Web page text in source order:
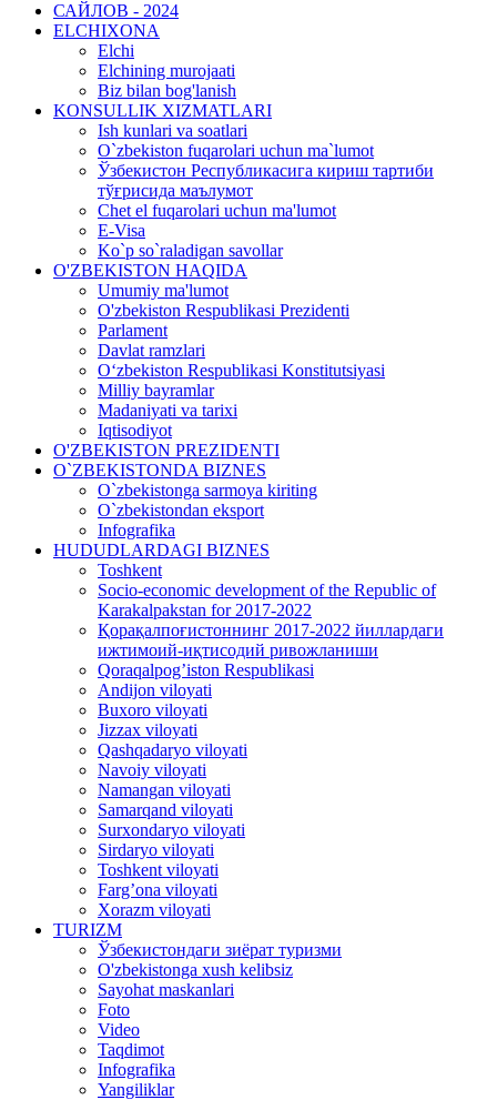
САЙЛОВ - 2024
ELCHIXONA
Elchi
Elchining murojaati
Biz bilan bog'lanish
KONSULLIK XIZMATLARI
Ish kunlari va soatlari
O`zbekiston fuqarolari uchun ma`lumot
Ўзбекистон Республикасига кириш тартиби
тўғрисида маълумот
Chet el fuqarolari uchun ma'lumot
E-Visa
Ko`p so`raladigan savollar
O'ZBEKISTON HAQIDA
Umumiy ma'lumot
O'zbekiston Respublikasi Prezidenti
Parlament
Davlat ramzlari
O‘zbekiston Respublikasi Konstitutsiyasi
Milliy bayramlar
Madaniyati va tarixi
Iqtisodiyot
O'ZBEKISTON PREZIDENTI
O`ZBEKISTONDA BIZNES
O`zbekistonga sarmoya kiriting
O`zbekistondan eksport
Infografika
HUDUDLARDAGI BIZNES
Toshkent
Socio-economic development of the Republic of
Karakalpakstan for 2017-2022
Қорақалпоғистоннинг 2017-2022 йиллардаги
ижтимоий-иқтисодий ривожланиши
Qoraqalpog’iston Respublikasi
Andijon viloyati
Buxoro viloyati
Jizzax viloyati
Qashqadaryo viloyati
Navoiy viloyati
Namangan viloyati
Samarqand viloyati
Surxondaryo viloyati
Sirdaryo viloyati
Toshkent viloyati
Farg’ona viloyati
Xorazm viloyati
TURIZM
Ўзбекистондаги зиёрат туризми
O'zbekistonga xush kelibsiz
Sayohat maskanlari
Foto
Video
Taqdimot
Infografika
Yangiliklar